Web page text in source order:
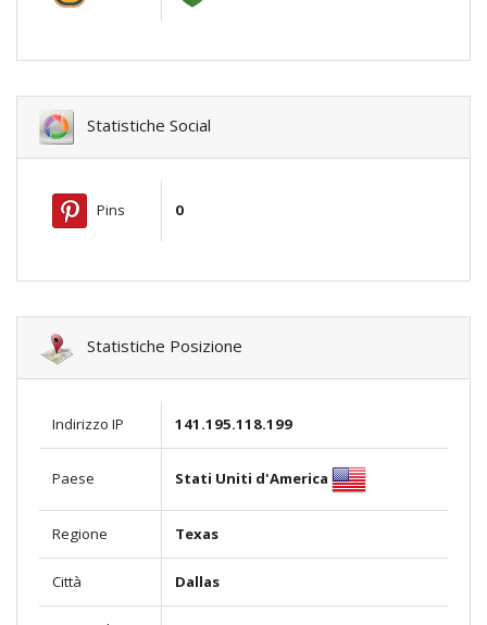
Statistiche Social
Pins 0
Statistiche Posizione
Indirizzo IP 141.195.118.199
Paese Stati Uniti d'America
Regione Texas
Città Dallas